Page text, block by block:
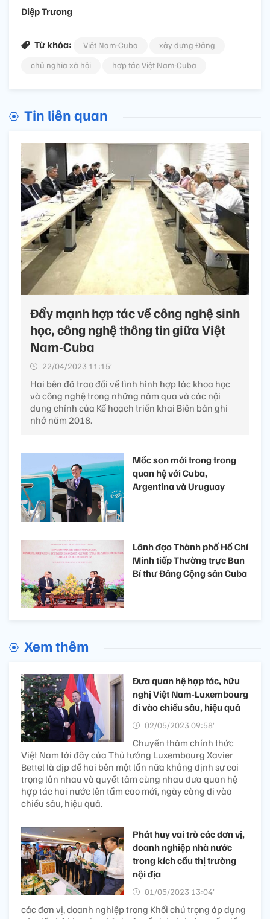
Diệp Trương
Từ khóa: Việt Nam-Cuba
xây dựng Đảng
chủ nghĩa xã hội
hợp tác Việt Nam-Cuba
Tin liên quan
Đẩy mạnh hợp tác về công nghệ sinh
học, công nghệ thông tin giữa Việt
Nam-Cuba
22/04/2023 11:15’
Hai bên đã trao đổi về tình hình hợp tác khoa học
và công nghệ trong những năm qua và các nội
dung chính của Kế hoạch triển khai Biên bản ghi
nhớ năm 2018.
Mốc son mới trong trong
quan hệ với Cuba,
Argentina và Uruguay
Lãnh đạo Thành phố Hồ Chí
Minh tiếp Thường trực Ban
Bí thư Đảng Cộng sản Cuba
Xem thêm
Đưa quan hệ hợp tác, hữu
nghị Việt Nam-Luxembourg
đi vào chiều sâu, hiệu quả
02/05/2023 09:58’
Chuyến thăm chính thức
Việt Nam tới đây của Thủ tướng Luxembourg Xavier
Bettel là dịp để hai bên một lần nữa khẳng định sự coi
trọng lẫn nhau và quyết tâm cùng nhau đưa quan hệ
hợp tác hai nước lên tầm cao mới, ngày càng đi vào
chiều sâu, hiệu quả.
Phát huy vai trò các đơn vị,
doanh nghiệp nhà nước
trong kích cầu thị trường
nội địa
01/05/2023 13:04’
các đơn vị, doanh nghiệp trong Khối chú trọng áp dụng